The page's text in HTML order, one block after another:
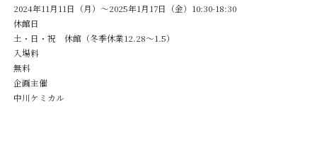
2024年11月11日（月）〜2025年1月17日（金）10:30-18:30
休館日
土・日・祝 休館（冬季休業12.28〜1.5）
入場料
無料
企画主催
中川ケミカル